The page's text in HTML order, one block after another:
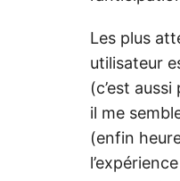
Les plus
utilisateur
(c’est
il me
(enfin